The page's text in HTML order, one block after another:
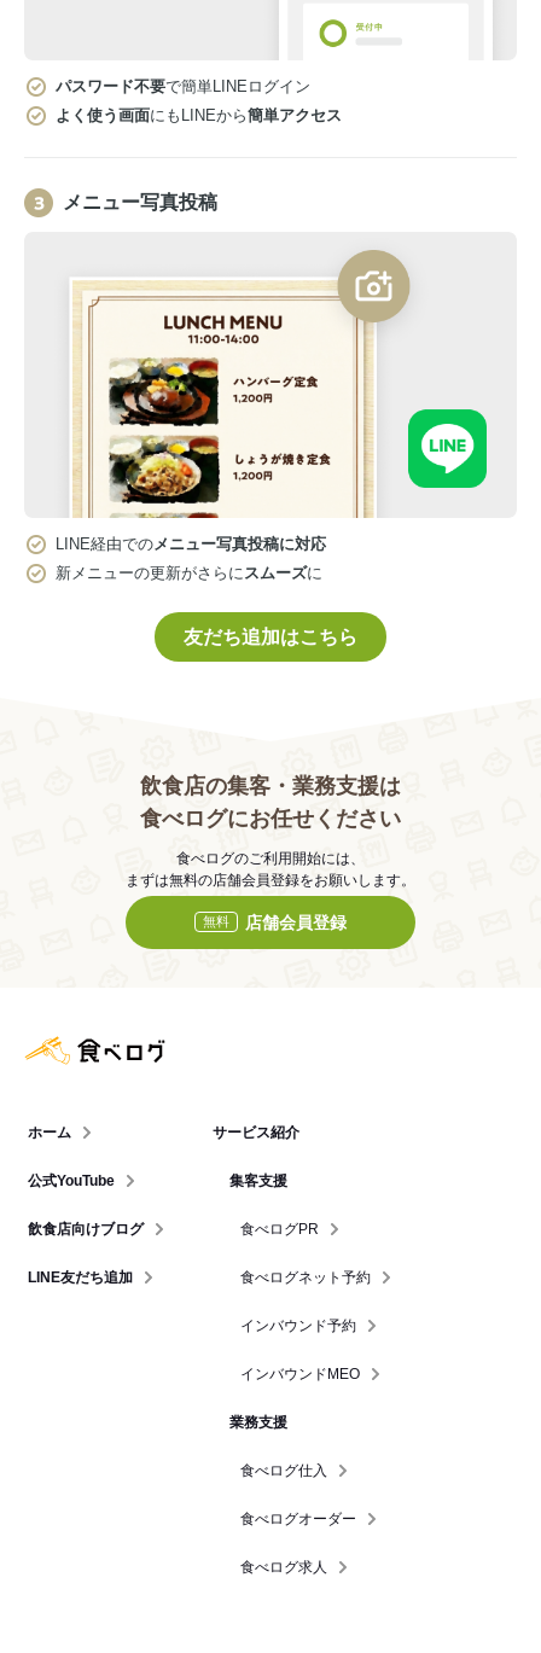
パスワード不要で簡単LINEログイン
よく使う画面にもLINEから簡単アクセス
メニュー写真投稿
LINE経由でのメニュー写真投稿に対応
新メニューの更新がさらにスムーズに
友だち追加はこちら
飲食店の集客・業務支援は
食べログにお任せください
食べログのご利用開始には、
まずは無料の店舗会員登録をお願いします。
無料 店舗会員登録
ホーム
公式YouTube
飲食店向けブログ
LINE友だち追加
サービス紹介
集客支援
食べログPR
食べログネット予約
インバウンド予約
インバウンドMEO
業務支援
食べログ仕入
食べログオーダー
食べログ求人